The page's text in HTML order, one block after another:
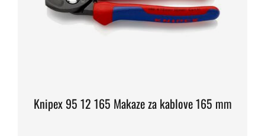
Knipex 95 12 165 Makaze za kablove 165 mm